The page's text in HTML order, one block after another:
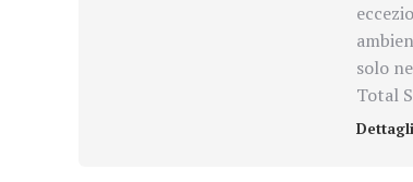
solo
Total
Dettagli